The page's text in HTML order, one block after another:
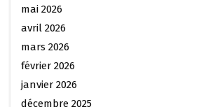
mai 2026
avril 2026
mars 2026
février 2026
janvier 2026
décembre 2025